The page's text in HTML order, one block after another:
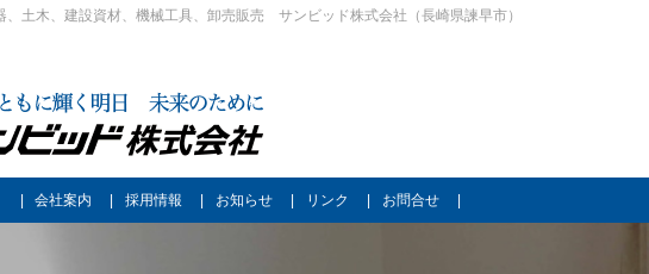
、土木、建設資材、機械工具、卸売販売 サンビッド株式会社（長崎県諫早市）
会社案内 採用情報 お知らせ リンク お問合せ